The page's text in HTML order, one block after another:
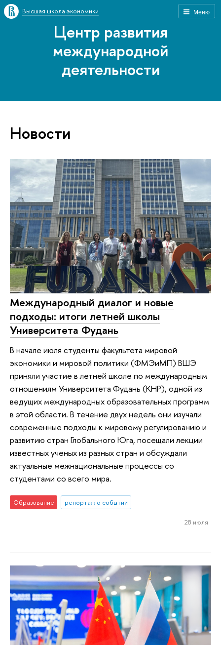
Меню
Высшая школа экономики
Центр развития
международной
деятельности
Новости
Международный диалог и новые
подходы: итоги летней школы
Университета Фудань
В начале июля студенты факультета мировой
экономики и мировой политики (ФМЭиМП) ВШЭ
приняли участие в летней школе по международным
отношениям Университета Фудань (КНР), одной из
ведущих международных образовательных программ
в этой области. В течение двух недель они изучали
современные подходы к мировому регулированию и
развитию стран Глобального Юга, посещали лекции
известных ученых из разных стран и обсуждали
актуальные межнациональные процессы со
студентами со всего мира.
Образование репортаж о событии
28 июля